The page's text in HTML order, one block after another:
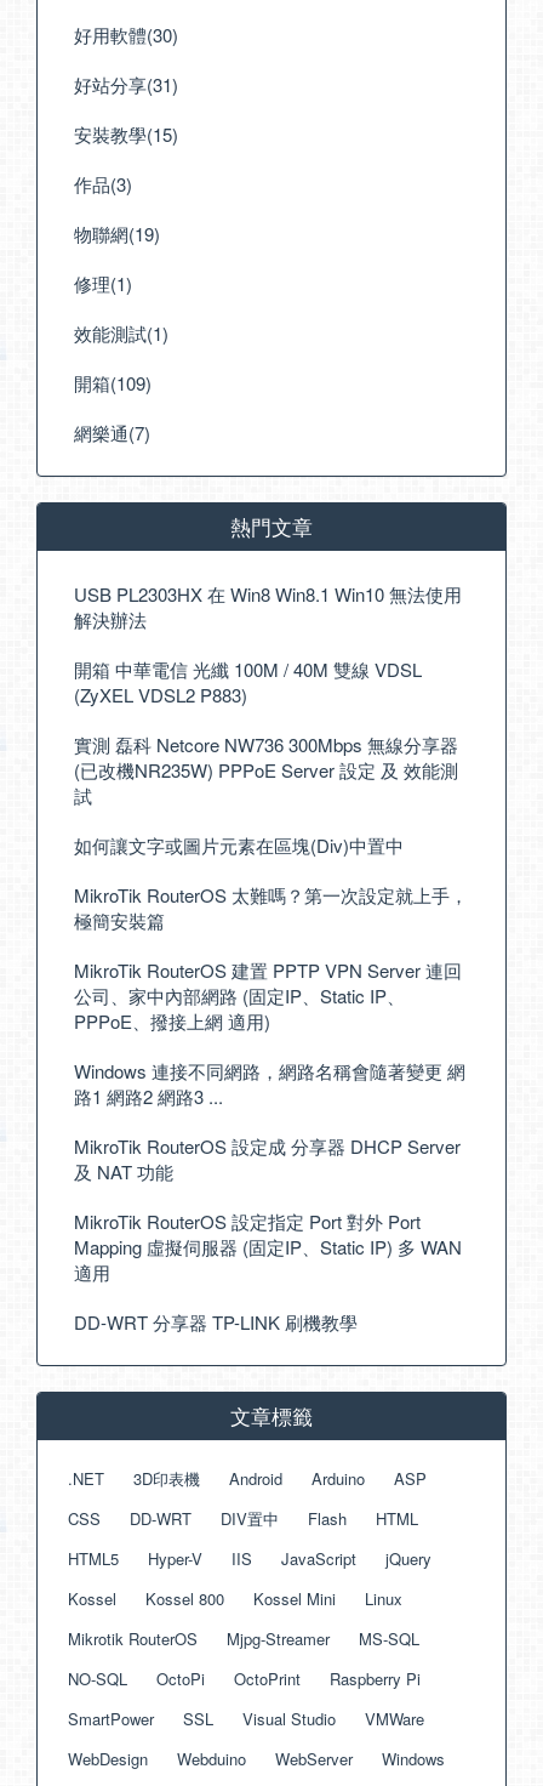
好用軟體(30)
好站分享(31)
安裝教學(15)
作品(3)
物聯網(19)
修理(1)
效能測試(1)
開箱(109)
網樂通(7)
熱門文章
USB PL2303HX 在 Win8 Win8.1 Win10 無法使用
解決辦法
開箱 中華電信 光纖 100M / 40M 雙線 VDSL
(ZyXEL VDSL2 P883)
實測 磊科 Netcore NW736 300Mbps 無線分享器
(已改機NR235W) PPPoE Server 設定 及 效能測
試
如何讓文字或圖片元素在區塊(Div)中置中
MikroTik RouterOS 太難嗎？第一次設定就上手，
極簡安裝篇
MikroTik RouterOS 建置 PPTP VPN Server 連回
公司、家中內部網路 (固定IP、Static IP、
PPPoE、撥接上網 適用)
Windows 連接不同網路，網路名稱會隨著變更 網
路1 網路2 網路3 ...
MikroTik RouterOS 設定成 分享器 DHCP Server
及 NAT 功能
MikroTik RouterOS 設定指定 Port 對外 Port
Mapping 虛擬伺服器 (固定IP、Static IP) 多 WAN
適用
DD-WRT 分享器 TP-LINK 刷機教學
文章標籤
.NET 3D印表機 Android Arduino
ASP
CSS
DD-WRT DIV置中 Flash
HTML
HTML5
Hyper-V IIS JavaScript
jQuery
Kossel
Kossel 800 Kossel Mini
Linux
Mikrotik RouterOS
Mjpg-Streamer
MS-SQL
NO-SQL
OctoPi OctoPrint
Raspberry Pi
SmartPower
SSL Visual Studio
VMWare
WebDesign
Webduino WebServer
Windows